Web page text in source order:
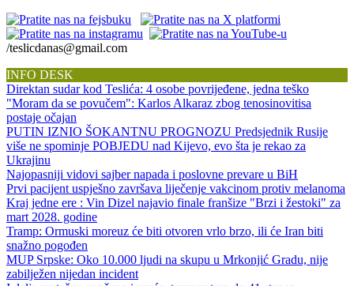
/teslicdanas@gmail.com
INFO DESK
Direktan sudar kod Teslića: 4 osobe povrijeđene, jedna teško
"Moram da se povučem": Karlos Alkaraz zbog tenosinovitisa
postaje očajan
PUTIN IZNIO ŠOKANTNU PROGNOZU Predsjednik Rusije
više ne spominje POBJEDU nad Kijevo, evo šta je rekao za
Ukrajinu
Najopasniji vidovi sajber napada i poslovne prevare u BiH
Prvi pacijent uspješno završava liječenje vakcinom protiv melanoma
Kraj jedne ere : Vin Dizel najavio finale franšize "Brzi i žestoki" za
mart 2028. godine
Tramp: Ormuski moreuz će biti otvoren vrlo brzo, ili će Iran biti
snažno pogođen
MUP Srpske: Oko 10.000 ljudi na skupu u Mrkonjić Gradu, nije
zabilježen nijedan incident